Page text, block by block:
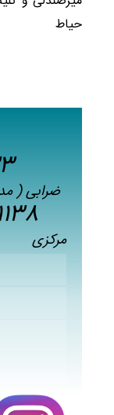
حیاط
ضرابی (
02122821138
مرکزی